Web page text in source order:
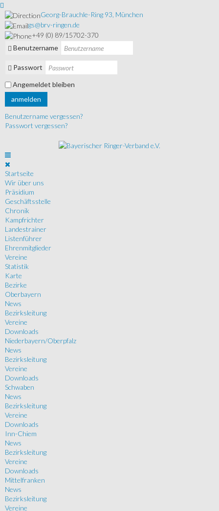
Georg-Brauchle-Ring 93, München
gs@brv-ringen.de
+49 (0) 89/15702-370
Benutzername
Passwort
Angemeldet bleiben
anmelden
Benutzername vergessen?
Passwort vergessen?
Startseite
Wir über uns
Präsidium
Geschäftsstelle
Chronik
Kampfrichter
Landestrainer
Listenführer
Ehrenmitglieder
Vereine
Statistik
Karte
Bezirke
Oberbayern
News
Bezirksleitung
Vereine
Downloads
Niederbayern/Oberpfalz
News
Bezirksleitung
Vereine
Downloads
Schwaben
News
Bezirksleitung
Vereine
Downloads
Inn-Chiem
News
Bezirksleitung
Vereine
Downloads
Mittelfranken
News
Bezirksleitung
Vereine